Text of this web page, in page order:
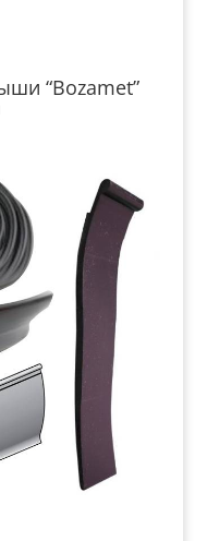
“Bozamet”